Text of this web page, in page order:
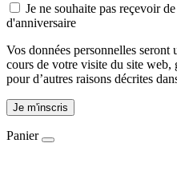
Je ne souhaite pas reçevoir
d'anniversaire
Vos données personnelles
cours de votre visite du site web,
pour d’autres raisons décrites
Je m'inscris
Panier